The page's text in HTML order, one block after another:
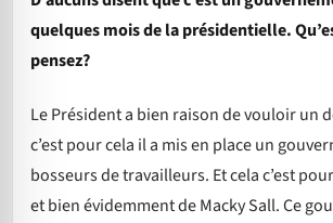
quelques mois de la présidentielle.
pensez?
Le Président a bien raison de vouloir un
c’est pour cela il a mis en place un
bosseurs de travailleurs. Et cela c’est
et bien évidemment de Macky Sall. Ce